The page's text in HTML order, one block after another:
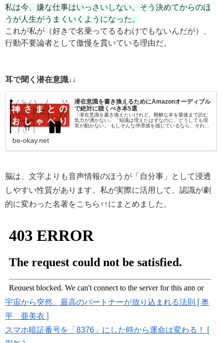
私は今、嫌な仕事はいっさいしない。そう決めてからのほ
うが人生がうまくいくようになった。
これが私が（好きで名乗ってるるわけでもないんだが）、
行動不要論者として傲慢を貫いている理由だ。
耳で聞く潜在意識↓↓
潜在意識を書き換えるためにAmazonオーディブル
で絶対に聴くべき本5選
「潜在意識を書き換えたいけれど、難解な本を最後まで読む
気力が湧かない」「知識は増えたはずなのに、どうしても現
実が動かない」 もしそんな停滞感を感じているなら、それは
be-okay.net
脳は、文字よりも音声情報のほうが「自分事」として浸透
しやすい性質があります。私が実際に活用して、認識が劇
的に変わった名著をこちら↑↑にまとめました。
宇宙から突然、最高のパートナーが放り込まれる法則 [ 奥
平 亜美衣 ]
スマホ暗証番号を「8376」にした時から運命は変わる！ [